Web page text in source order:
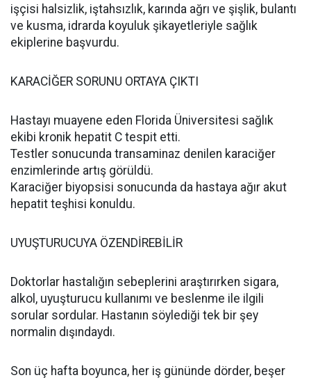
işçisi halsizlik, iştahsızlık, karında ağrı ve şişlik, bulantı
ve kusma, idrarda koyuluk şikayetleriyle sağlık
ekiplerine başvurdu.
KARACİĞER SORUNU ORTAYA ÇIKTI
Hastayı muayene eden Florida Üniversitesi sağlık
ekibi kronik hepatit C tespit etti.
Testler sonucunda transaminaz denilen karaciğer
enzimlerinde artış görüldü.
Karaciğer biyopsisi sonucunda da hastaya ağır akut
hepatit teşhisi konuldu.
UYUŞTURUCUYA ÖZENDİREBİLİR
Doktorlar hastalığın sebeplerini araştırırken sigara,
alkol, uyuşturucu kullanımı ve beslenme ile ilgili
sorular sordular. Hastanın söylediği tek bir şey
normalin dışındaydı.
Son üç hafta boyunca, her iş gününde dörder, beşer